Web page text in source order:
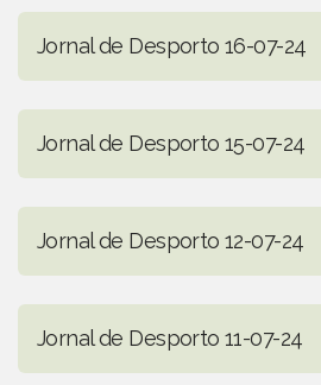
Jornal de Desporto 16-07-24
Jornal de Desporto 15-07-24
Jornal de Desporto 12-07-24
Jornal de Desporto 11-07-24